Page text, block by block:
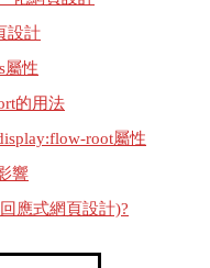
設計
屬性
的用法
root屬性
響
應式網頁設計)?